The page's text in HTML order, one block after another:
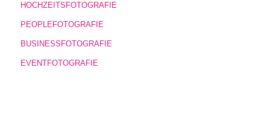
HOCHZEITSFOTOGRAFIE
PEOPLEFOTOGRAFIE
BUSINESSFOTOGRAFIE
EVENTFOTOGRAFIE